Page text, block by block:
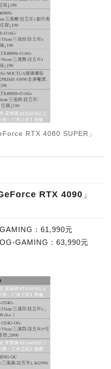
RTX 4080 SUPER」
RTX 4090」
：61,990元
GAMING：63,990元